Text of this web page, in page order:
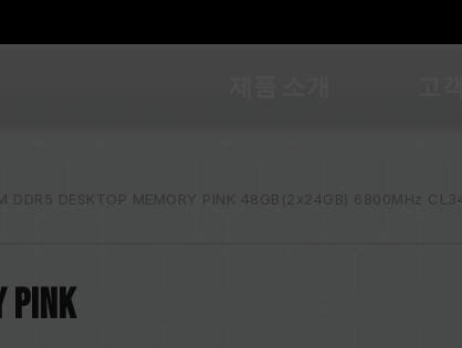
DDR5 DESKTOP MEMORY PINK 48GB(2x24GB) 6800MHz CL34
PINK